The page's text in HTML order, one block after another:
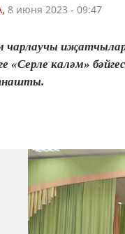
8 июня 2023 - 09:47
чарлаучы
«Серле каләм»